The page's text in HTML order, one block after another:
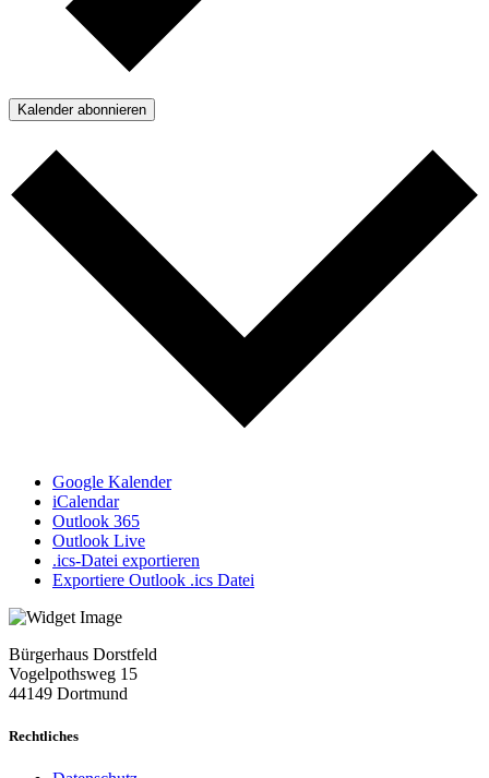
Kalender abonnieren
Google Kalender
iCalendar
Outlook 365
Outlook Live
.ics-Datei exportieren
Exportiere Outlook .ics Datei
Bürgerhaus Dorstfeld
Vogelpothsweg 15
44149 Dortmund
Rechtliches